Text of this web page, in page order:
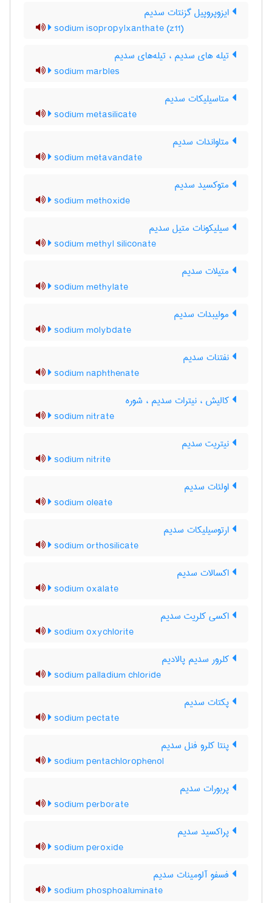
ایزوپروپیل گزنتات سدیم
sodium isopropylxanthate (z11)
تیله های سدیم ، تیله‌های سدیم
sodium marbles
متاسیلیکات سدیم
sodium metasilicate
متاواندات سدیم
sodium metavandate
متوکسید سدیم
sodium methoxide
سیلیکونات متیل سدیم
sodium methyl siliconate
متیلات سدیم
sodium methylate
مولیبدات سدیم
sodium molybdate
نفتنات سدیم
sodium naphthenate
کالیش ، نیترات سدیم ، شوره
sodium nitrate
نیتریت سدیم
sodium nitrite
اولئات سدیم
sodium oleate
ارتوسیلیکات سدیم
sodium orthosilicate
اکسالات سدیم
sodium oxalate
اکسی کلریت سدیم
sodium oxychlorite
کلرور سدیم پالادیم
sodium palladium chloride
پکتات سدیم
sodium pectate
پنتا کلرو فنل سدیم
sodium pentachlorophenol
پربورات سدیم
sodium perborate
پراکسید سدیم
sodium peroxide
فسفو آلومینات سدیم
sodium phosphoaluminate